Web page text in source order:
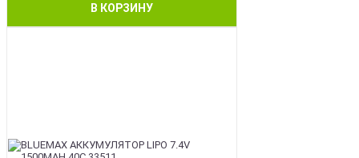
В КОРЗИНУ